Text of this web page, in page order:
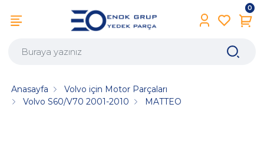
0
Anasayfa
Volvo için Motor Parçaları
Volvo S60/V70 2001-2010
MATTEO